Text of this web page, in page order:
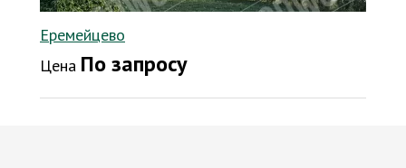
Еремейцево
Цена По запросу